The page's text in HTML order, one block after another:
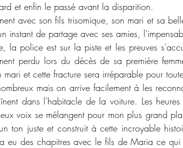
et enfin le passé avant la disparition.
avec son fils trisomique, son mari et sa
instant de partage avec ses amies,
la police est sur la piste et les preuves
perdu lors du décès de sa première
et cette fracture sera irréparable pour
mais on arrive facilement à les
dans l'habitacle de la voiture. Les
voix se mélangent pour mon plus grand
ton juste et construit à cette incroyable
eu des chapitres avec le fils de Maria ce qui